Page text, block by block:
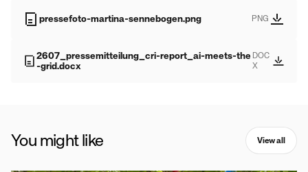
pressefoto-martina-sennebogen.png PNG
2607_pressemitteilung_cri-report_ai-meets-the
-grid.docx
DOC
X
You might like View all